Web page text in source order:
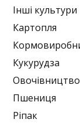
Інші культури
Картопля
Кукурудза
Овочівництво
Пшениця
Ріпак